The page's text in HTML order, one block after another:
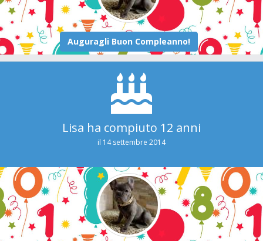
Lisa ha compiuto 12 anni
il 14 settembre 2014